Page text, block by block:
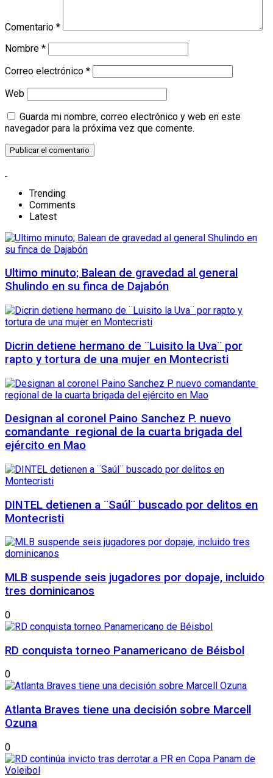
Comentario *
Nombre *
Correo electrónico *
Web
Guarda mi nombre, correo electrónico y web en este
navegador para la próxima vez que comente.
Trending
Comments
Latest
Ultimo minuto; Balean de gravedad al general
Shulindo en su finca de Dajabón
Dicrin detiene hermano de ¨Luisito la Uva¨ por
rapto y tortura de una mujer en Montecristi
Designan al coronel Paino Sanchez P. nuevo
comandante regional de la cuarta brigada del
ejército en Mao
DINTEL detienen a ¨Saúl¨ buscado por delitos en
Montecristi
MLB suspende seis jugadores por dopaje, incluido
tres dominicanos
0
RD conquista torneo Panamericano de Béisbol
0
Atlanta Braves tiene una decisión sobre Marcell
Ozuna
0